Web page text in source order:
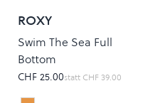
ROXY
Swim The Sea Full
Bottom
CHF 25.00statt CHF 39.00